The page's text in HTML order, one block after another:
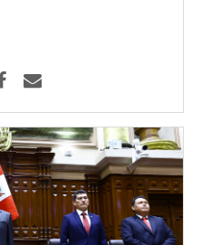
genere un
familiar de los peruanos.
de los precios
sus derivados como el GLP.
fue aprobada por 92 votos a